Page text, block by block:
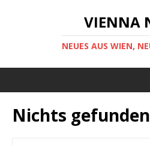
VIENNA
NEUES AUS WIEN,
Nichts gefunden